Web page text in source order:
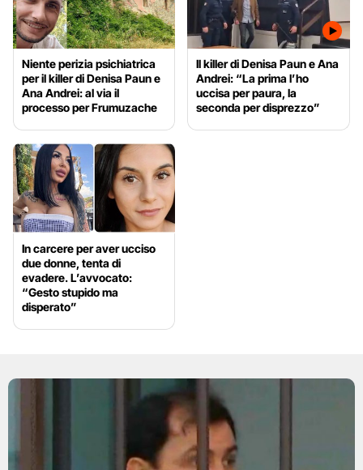
Niente perizia psichiatrica
per il killer di Denisa Paun e
Ana Andrei: al via il
processo per Frumuzache
Il killer di Denisa Paun e Ana
Andrei: “La prima l’ho
uccisa per paura, la
seconda per disprezzo”
In carcere per aver ucciso
due donne, tenta di
evadere. L’avvocato:
“Gesto stupido ma
disperato”